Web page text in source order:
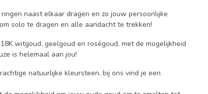
naast elkaar dragen en zo jouw persoonlijke
solo te dragen en alle aandacht te trekken!
witgoud, geelgoud en roségoud, met de mogelijkheid
is helemaal aan jou!
natuurlijke kleursteen, bij ons vind je een